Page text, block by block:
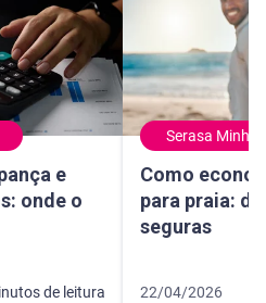
e
onde o
e outros investimentos: onde o
de 2026
de leitura
Serasa
Como
para praia:
seguras
Como
Data de
22/04/2026
9 minutos de